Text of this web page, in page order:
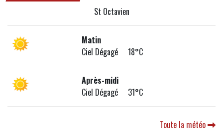
St Octavien
Matin
Ciel Dégagé 18°C
Après-midi
Ciel Dégagé 31°C
Toute la météo